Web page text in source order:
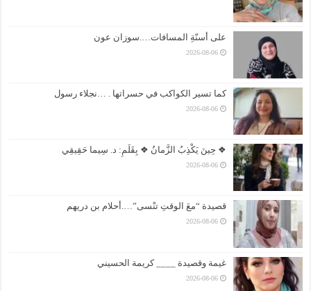
على أسنّةِ المسافات….سوزان عون
2026-08-06
كما تسير الكواكب في حسراتها . …نجلاء رسول
2026-08-06
❖ حِينَ يَكْذِبُ الزَّمانُ ❖ بِقَلَمِ: د. سِيما حَقِيقِي
2026-08-06
قصيدة “معَ الوقتِ تنْسى”….أحلام بن دريهم
2026-08-06
غيمة وقصيدة ____ كريمة الحسيني
2026-08-06